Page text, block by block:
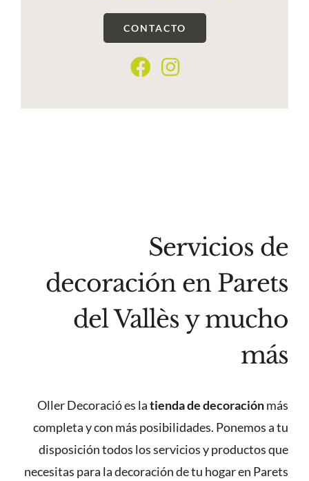
CONTACTO
Servicios de
decoración en Parets
del Vallès y mucho
más
Oller Decoració es latienda de decoraciónmás
completa y con más posibilidades. Ponemos a tu
disposición todos los servicios y productos que
necesitas para la decoración de tu hogar en Parets